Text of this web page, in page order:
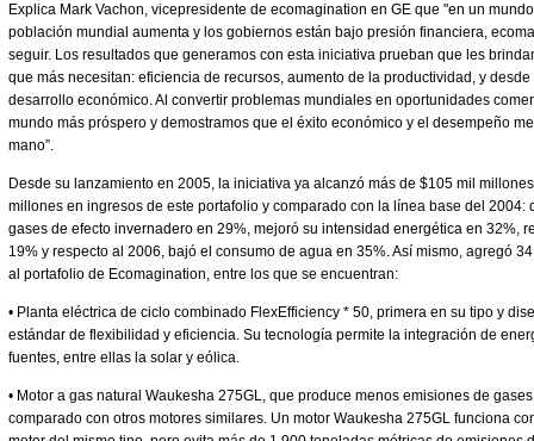
Explica Mark Vachon, vicepresidente de ecomagination en GE que "en un
población mundial aumenta y los gobiernos están bajo presión financiera,
seguir. Los resultados que generamos con esta iniciativa prueban que les
que más necesitan: eficiencia de recursos, aumento de la productividad, y
desarrollo económico. Al convertir problemas mundiales en oportunidades
mundo más próspero y demostramos que el éxito económico y el desempeño
mano”.
Desde su lanzamiento en 2005, la iniciativa ya alcanzó más de $105 mil
millones en ingresos de este portafolio y comparado con la línea base del 2004:
gases de efecto invernadero en 29%, mejoró su intensidad energética en 32%,
19% y respecto al 2006, bajó el consumo de agua en 35%. Así mismo, agregó
al portafolio de Ecomagination, entre los que se encuentran:
• Planta eléctrica de ciclo combinado FlexEfficiency * 50, primera en su tipo y
estándar de flexibilidad y eficiencia. Su tecnología permite la integración de
fuentes, entre ellas la solar y eólica.
• Motor a gas natural Waukesha 275GL, que produce menos emisiones de
comparado con otros motores similares. Un motor Waukesha 275GL funciona